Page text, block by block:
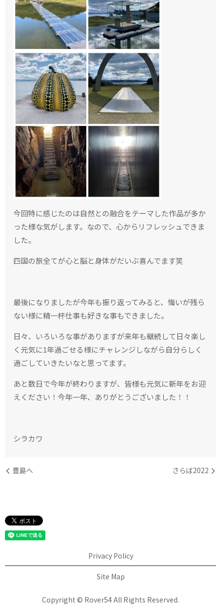
今回特に感じたのは自然との融合をテーマした作品が多か
った様な気がします。なので、心からリフレッシュできま
した。
四国の旅全てが心と脳と身体がだいぶ喜んでます笑
最後になりましたが今年も振り返ってみると、悔いが残ら
ない様に精一杯仕事も好きな事もできました。
日々、いろいろな事がありますが来年も継続して日々楽し
く元気に1年過ごせる様にチャレンジしながら自分らしく
過ごしていきたいなと思ってます。
あと数日で今年が終わりますが、皆様も元気に新年をお迎
えください！今年一年、ありがとうございました！！
シラカワ
豊島へ さらば2022
Privacy Policy
Site Map
Copyright © Rover54 All Rights Reserved.